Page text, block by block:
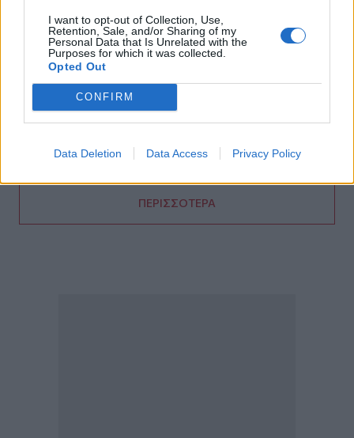
I want to opt-out of Collection, Use,
Retention, Sale, and/or Sharing of my
Personal Data that Is Unrelated with the
Purposes for which it was collected.
Opted Out
CONFIRM
Data Deletion Data Access Privacy Policy
ΕΛΜΕΠΑ: Και σε ηλεκτρονική έκδοση τα πρακτικά του
συνεδρίου για τη Ρένα Κυριακού
14:39
Ομάδα μεταναστών εντοπίστηκαν στον Άγιο Ιωάννη, στα
Καπετανιανά
Θέουτα: Ταυτοποιούν τα θύματα της μαζικής εισροής
ΠΕΡΙΣΣΟΤΕΡΑ